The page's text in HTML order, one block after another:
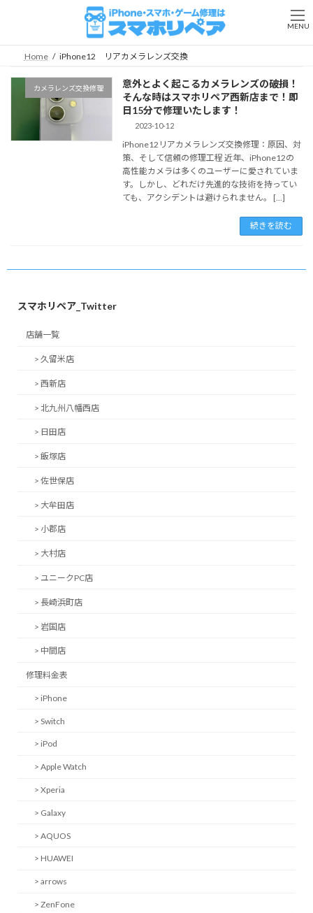
Home iPhone12 リアカメラレンズ交換
カメラレンズ交換修理
意外とよく起こるカメラレンズの破損！
そんな時はスマホリペア西新店まで！即
日15分で修理いたします！
2023-10-12
iPhone12リアカメラレンズ交換修理：原因、対
策、そして信頼の修理工程 近年、iPhone12の
高性能カメラは多くのユーザーに愛されていま
す。しかし、どれだけ先進的な技術を持ってい
ても、アクシデントは避けられません。 […]
続きを読む
スマホリペア_Twitter
店舗一覧
> 久留米店
> 西新店
> 北九州八幡西店
> 日田店
> 飯塚店
> 佐世保店
> 大牟田店
> 小郡店
> 大村店
> ユニークPC店
> 長崎浜町店
> 岩国店
> 中間店
修理料金表
> iPhone
> Switch
> iPod
> Apple Watch
> Xperia
> Galaxy
> AQUOS
> HUAWEI
> arrows
> ZenFone
MENU